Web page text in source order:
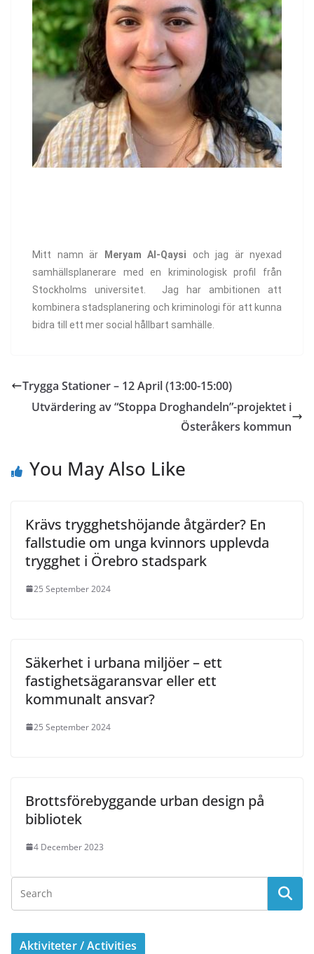
Mitt namn är Meryam Al-Qaysi och jag är nyexad
samhällsplanerare med en kriminologisk profil från
Stockholms universitet. Jag har ambitionen att
kombinera stadsplanering och kriminologi för att kunna
bidra till ett mer social hållbart samhälle.
Trygga Stationer – 12 April (13:00-15:00)
Utvärdering av “Stoppa Droghandeln”-projektet i
Österåkers kommun
You May Also Like
Krävs trygghetshöjande åtgärder? En
fallstudie om unga kvinnors upplevda
trygghet i Örebro stadspark
25 September 2024
Säkerhet i urbana miljöer – ett
fastighetsägaransvar eller ett
kommunalt ansvar?
25 September 2024
Brottsförebyggande urban design på
bibliotek
4 December 2023
Aktiviteter / Activities